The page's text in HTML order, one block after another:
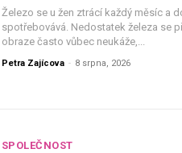
Železo se u žen ztrácí každý měsíc a
spotřebovává. Nedostatek železa se
obraze často vůbec neukáže,...
Petra Zajícova - 8 srpna, 2026
SPOLEČNOST